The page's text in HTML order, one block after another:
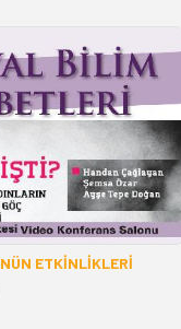
ETKİNLİKLERİ